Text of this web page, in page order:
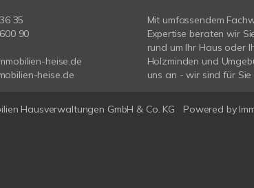
35
90
heise.de
heise.de
Mit umfassendem
Expertise beraten wir
rund um Ihr Haus oder
Holzminden und
uns an - wir sind für Sie
Hausverwaltungen GmbH & Co. KG Powered by